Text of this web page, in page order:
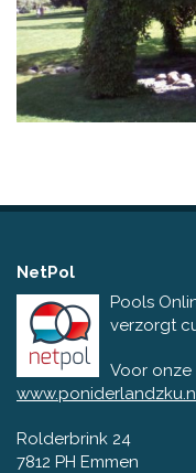
NetPol
Pools
verzorgt
Voor onze
Rolderbrink 24
7812 PH Emmen